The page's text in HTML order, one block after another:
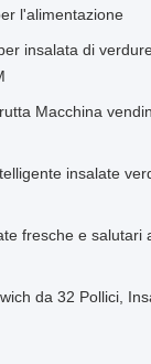
l'alimentazione
insalata di
Macchina
insalate
fresche e salutari
da 32 Pollici,